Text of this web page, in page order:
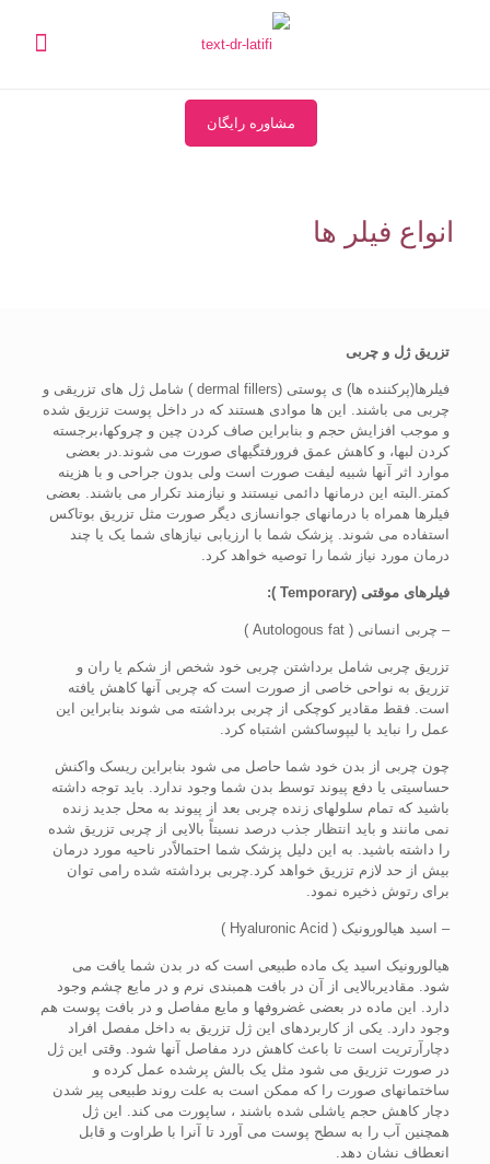
مشاوره رایگان
انواع فیلر ها
تزریق ژل و چربی
فیلرها(پرکننده ها) ی پوستی (dermal fillers ) شامل ژل های تزریقی و
چربی می باشند. این ها موادی هستند که در داخل پوست تزریق شده
و موجب افزایش حجم و بنابراین صاف کردن چین و چروکها،برجسته
کردن لبها، و کاهش عمق فرورفتگیهای صورت می شوند.در بعضی
موارد اثر آنها شبیه لیفت صورت است ولی بدون جراحی و با هزینه
کمتر.البته این درمانها دائمی نیستند و نیازمند تکرار می باشند. بعضی
فیلرها همراه با درمانهای جوانسازی دیگر صورت مثل تزریق بوتاکس
استفاده می شوند. پزشک شما با ارزیابی نیازهای شما یک یا چند
درمان مورد نیاز شما را توصیه خواهد کرد.
فیلرهای موقتی (Temporary ):
– چربی انسانی ( Autologous fat )
تزریق چربی شامل برداشتن چربی خود شخص از شکم یا ران و
تزریق به نواحی خاصی از صورت است که چربی آنها کاهش یافته
است. فقط مقادیر کوچکی از چربی برداشته می شوند بنابراین این
عمل را نباید با لیپوساکشن اشتباه کرد.
چون چربی از بدن خود شما حاصل می شود بنابراین ریسک واکنش
حساسیتی یا دفع پیوند توسط بدن شما وجود ندارد. باید توجه داشته
باشید که تمام سلولهای زنده چربی بعد از پیوند به محل جدید زنده
نمی مانند و باید انتظار جذب درصد نسبتاً بالایی از چربی تزریق شده
را داشته باشید. به این دلیل پزشک شما احتمالاًدر ناحیه مورد درمان
بیش از حد لازم تزریق خواهد کرد.چربی برداشته شده رامی توان
برای رتوش ذخیره نمود.
– اسید هیالورونیک ( Hyaluronic Acid )
هیالورونیک اسید یک ماده طبیعی است که در بدن شما یافت می
شود. مقادیربالایی از آن در بافت همبندی نرم و در مایع چشم وجود
دارد. این ماده در بعضی غضروفها و مایع مفاصل و در بافت پوست هم
وجود دارد. یکی از کاربردهای این ژل تزریق به داخل مفصل افراد
دچارآرتریت است تا باعث کاهش درد مفاصل آنها شود. وقتی این ژل
در صورت تزریق می شود مثل یک بالش پرشده عمل کرده و
ساختمانهای صورت را که ممکن است به علت روند طبیعی پیر شدن
دچار کاهش حجم یاشلی شده باشند ، ساپورت می کند. این ژل
همچنین آب را به سطح پوست می آورد تا آنرا با طراوت و قابل
انعطاف نشان دهد.